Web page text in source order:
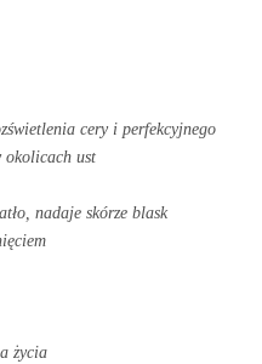
cery i perfekcyjnego
okolicach ust
nadaje skórze blask
życia